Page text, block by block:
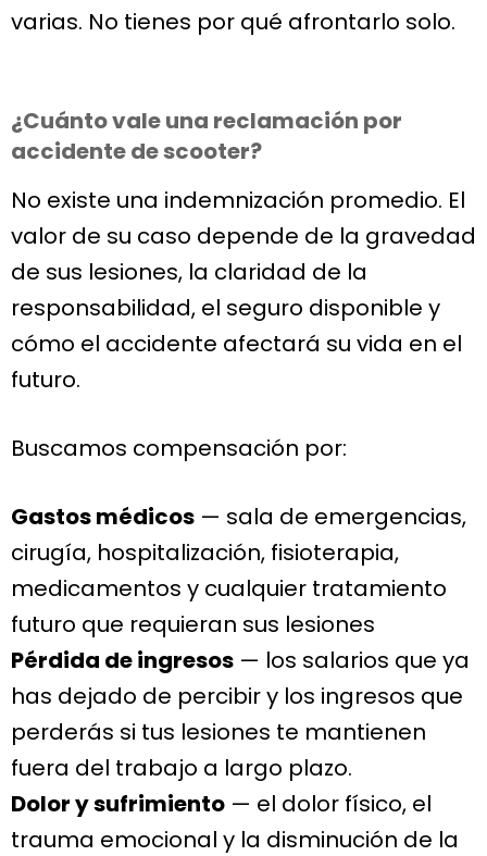
varias. No tienes por qué afrontarlo solo.
¿Cuánto vale una reclamación por
accidente de scooter?
No existe una indemnización promedio. El
valor de su caso depende de la gravedad
de sus lesiones, la claridad de la
responsabilidad, el seguro disponible y
cómo el accidente afectará su vida en el
futuro.
Buscamos compensación por:
Gastos médicos — sala de emergencias,
cirugía, hospitalización, fisioterapia,
medicamentos y cualquier tratamiento
futuro que requieran sus lesiones
Pérdida de ingresos — los salarios que ya
has dejado de percibir y los ingresos que
perderás si tus lesiones te mantienen
fuera del trabajo a largo plazo.
Dolor y sufrimiento — el dolor físico, el
trauma emocional y la disminución de la